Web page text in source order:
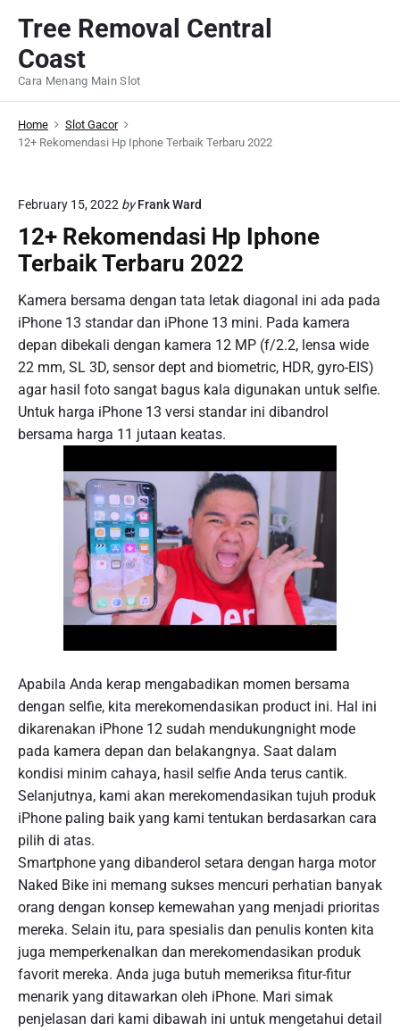
t
Tree Removal Central
Coast
Cara Menang Main Slot
Home
Slot Gacor
12+ Rekomendasi Hp Iphone Terbaik Terbaru 2022
February 15, 2022 by Frank Ward
12+ Rekomendasi Hp Iphone
Terbaik Terbaru 2022
Kamera bersama dengan tata letak diagonal ini ada pada
iPhone 13 standar dan iPhone 13 mini. Pada kamera
depan dibekali dengan kamera 12 MP (f/2.2, lensa wide
22 mm, SL 3D, sensor dept and biometric, HDR, gyro-EIS)
agar hasil foto sangat bagus kala digunakan untuk selfie.
Untuk harga iPhone 13 versi standar ini dibandrol
bersama harga 11 jutaan keatas.
Apabila Anda kerap mengabadikan momen bersama
dengan selfie, kita merekomendasikan product ini. Hal ini
dikarenakan iPhone 12 sudah mendukungnight mode
pada kamera depan dan belakangnya. Saat dalam
kondisi minim cahaya, hasil selfie Anda terus cantik.
Selanjutnya, kami akan merekomendasikan tujuh produk
iPhone paling baik yang kami tentukan berdasarkan cara
pilih di atas.
Smartphone yang dibanderol setara dengan harga motor
Naked Bike ini memang sukses mencuri perhatian banyak
orang dengan konsep kemewahan yang menjadi prioritas
mereka. Selain itu, para spesialis dan penulis konten kita
juga memperkenalkan dan merekomendasikan produk
favorit mereka. Anda juga butuh memeriksa fitur-fitur
menarik yang ditawarkan oleh iPhone. Mari simak
penjelasan dari kami dibawah ini untuk mengetahui detail